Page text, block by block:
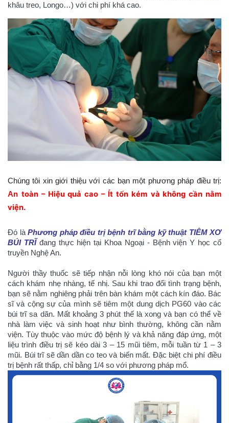
khâu treo, Longo…) với chi phí khá cao.
Chúng tôi xin giới thiệu với các bạn một phương pháp điều trị:
An toàn – Hiệu quả cao – Ít tốn kém và không cần nằm
viện.
Đó làPhương pháp điều trị bệnh trĩ bằng kỹ thuật TIÊM XƠ
BÚI TRĨđang thực hiện tại Khoa Ngoại - Bệnh viện Y học cổ
truyền Nghệ An.
Người thầy thuốc sẽ tiếp nhận nỗi lòng khó nói của bạn một
cách khám nhẹ nhàng, tế nhị. Sau khi trao đổi tình trạng bệnh,
bạn sẽ nằm nghiêng phải trên bàn khám một cách kín đáo. Bác
sĩ và cộng sự của mình sẽ tiêm một dung dịch PG60 vào các
búi trĩ sa dãn. Mất khoảng 3 phút thế là xong và bạn có thể về
nhà làm việc và sinh hoạt như bình thường, không cần nằm
viện. Tùy thuộc vào mức độ bệnh lý và khả năng đáp ứng, một
liệu trình điều trị sẽ kéo dài 3 – 15 mũi tiêm, mỗi tuần từ 1 – 3
mũi. Búi trĩ sẽ dần dần co teo và biến mất. Đặc biệt chi phí điều
trị bệnh rất thấp, chỉ bằng 1/4 so với phương pháp mổ.